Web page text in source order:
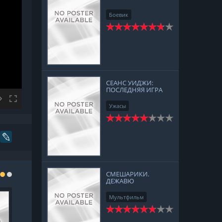
Боевик
Приключения
СЕАНС УИДЖИ:
ПОСЛЕДНЯЯ ИГРА
Ужасы
СМЕШАРИКИ.
ДЕЖАВЮ
Мультфильм
Комедия